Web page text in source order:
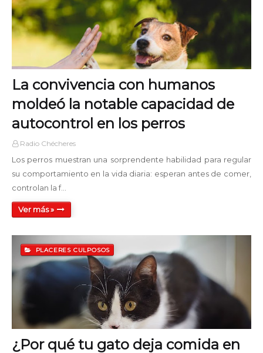
Old School Hits Mix EN VIVO
13:00 - 15:00
Domingos Rock & Pop
Suspendidos en el Tiempo
Café Club SN
18:00 - 20:00
Domingos Rock & Pop
Noche Alterna
22:00 - 24:00
La convivencia con humanos
moldeó la notable capacidad de
autocontrol en los perros
Radio Chécheres
Los perros muestran una sorprendente habilidad para regular
su comportamiento en la vida diaria: esperan antes de comer,
controlan la f…
Ver más »
PLACERES CULPOSOS
¿Por qué tu gato deja comida en